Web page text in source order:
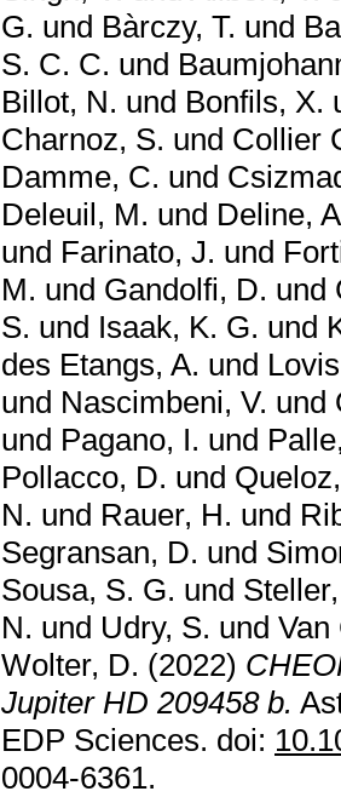
G. und Bàrczy, T. und
S. C. C. und
Billot, N. und Bonfils, X.
Charnoz, S. und Collier
Damme, C. und
Deleuil, M. und Deline,
und Farinato, J. und
M. und Gandolfi, D. und
S. und Isaak, K. G. und
des Etangs, A. und
und Nascimbeni, V. und
und Pagano, I. und
Pollacco, D. und
N. und Rauer, H. und
Segransan, D. und
Sousa, S. G. und
N. und Udry, S. und Van
Wolter, D. (2022)
Jupiter HD 209458 b.
EDP Sciences. doi:
0004-6361.